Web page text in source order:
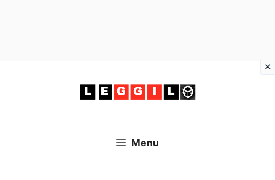
Menu